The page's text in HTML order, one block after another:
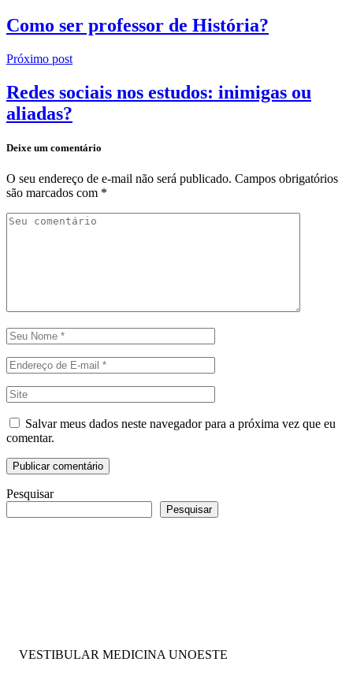
Como ser professor de História?
Próximo post
Redes sociais nos estudos: inimigas ou
aliadas?
Deixe um comentário
O seu endereço de e-mail não será publicado. Campos obrigatórios
são marcados com *
Salvar meus dados neste navegador para a próxima vez que eu
comentar.
Pesquisar
Pesquisar
VESTIBULAR MEDICINA UNOESTE